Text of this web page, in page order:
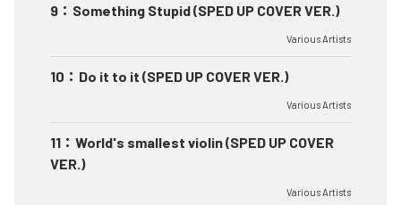
9 ： Something Stupid (SPED UP COVER VER.)
Various Artists
10 ： Do it to it (SPED UP COVER VER.)
Various Artists
11 ： World's smallest violin (SPED UP COVER
VER.)
Various Artists